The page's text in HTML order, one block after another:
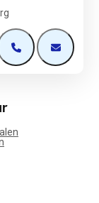
Open deOpen de